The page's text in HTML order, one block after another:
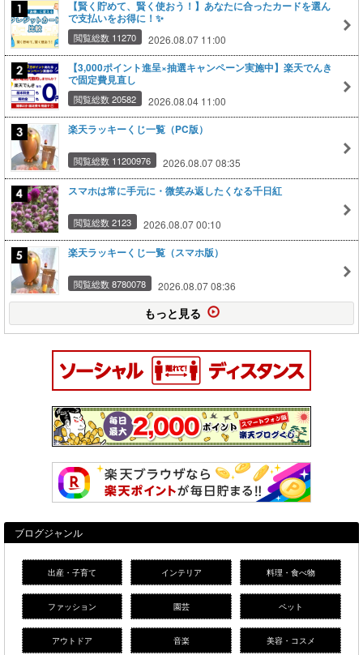
【賢く貯めて、賢く使おう！】あなたに合ったカードを選ん
で支払いをお得に！✨
閲覧総数 11270 2026.08.07 11:00
【3,000ポイント進呈×抽選キャンペーン実施中】楽天でんき
で固定費見直し
閲覧総数 20582 2026.08.04 11:00
楽天ラッキーくじ一覧（PC版）
閲覧総数 11200976 2026.08.07 08:35
スマホは常に手元に・微笑み返したくなる千日紅
閲覧総数 2123 2026.08.07 00:10
楽天ラッキーくじ一覧（スマホ版）
閲覧総数 8780078 2026.08.07 08:36
もっと見る
ブログジャンル
出産・子育て インテリア 料理・食べ物
ファッション 園芸 ペット
アウトドア 音楽 美容・コスメ